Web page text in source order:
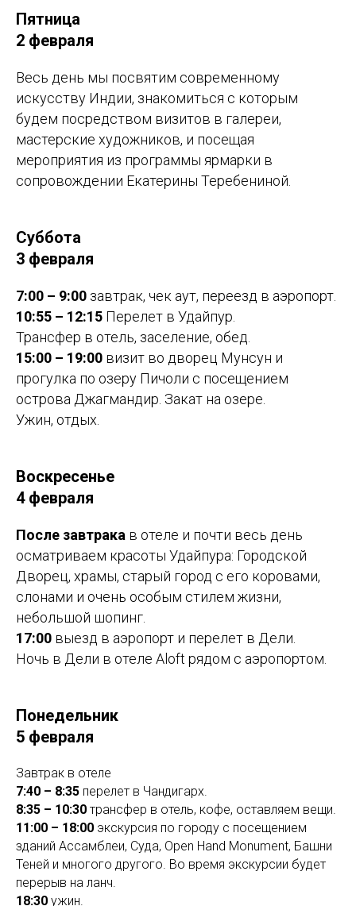
Пятница
2 февраля
Весь день мы посвятим современному
искусству Индии, знакомиться с которым
будем посредством визитов в галереи,
мастерские художников, и посещая
мероприятия из программы ярмарки в
сопровождении Екатерины Теребениной.
Суббота
3 февраля
7:00 – 9:00 завтрак, чек аут, переезд в аэропорт.
10:55 – 12:15 Перелет в Удайпур.
Трансфер в отель, заселение, обед.
15:00 – 19:00 визит во дворец Мунсун и
прогулка по озеру Пичоли с посещением
острова Джагмандир. Закат на озере.
Ужин, отдых.
Воскресенье
4 февраля
После завтрака в отеле и почти весь день
осматриваем красоты Удайпура: Городской
Дворец, храмы, старый город с его коровами,
слонами и очень особым стилем жизни,
небольшой шопинг.
17:00 выезд в аэропорт и перелет в Дели.
Ночь в Дели в отеле Aloft рядом с аэропортом.
Понедельник
5 февраля
Завтрак в отеле
7:40 – 8:35 перелет в Чандигарх.
8:35 – 10:30 трансфер в отель, кофе, оставляем вещи.
11:00 – 18:00 экскурсия по городу с посещением
зданий Ассамблеи, Суда, Open Hand Monument, Башни
Теней и многого другого. Во время экскурсии будет
перерыв на ланч.
18:30 ужин.